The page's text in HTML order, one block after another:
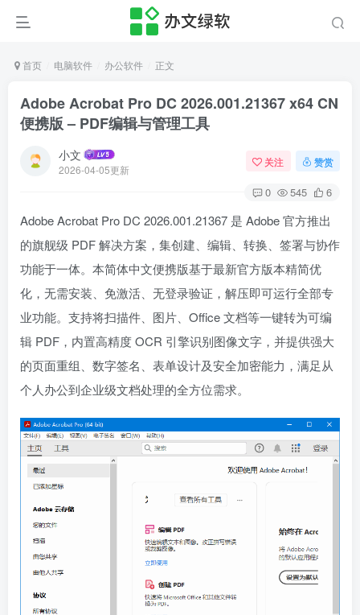
首页 电脑软件 办公软件 正文
Adobe Acrobat Pro DC 2026.001.21367 x64 CN
便携版 – PDF编辑与管理工具
小文
2026-04-05更新
关注 赞赏
0 545 6
Adobe Acrobat Pro DC 2026.001.21367 是 Adobe 官方推出
的旗舰级 PDF 解决方案，集创建、编辑、转换、签署与协作
功能于一体。本简体中文便携版基于最新官方版本精简优
化，无需安装、免激活、无登录验证，解压即可运行全部专
业功能。支持将扫描件、图片、Office 文档等一键转为可编
辑 PDF，内置高精度 OCR 引擎识别图像文字，并提供强大
的页面重组、数字签名、表单设计及安全加密能力，满足从
个人办公到企业级文档处理的全方位需求。